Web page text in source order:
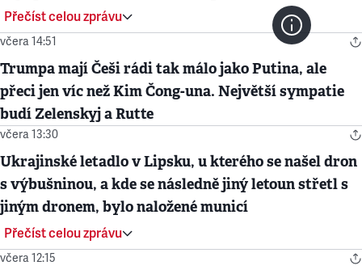
Přečíst celou zprávu
včera 14:51
Trumpa mají Češi rádi tak málo jako Putina, ale
přeci jen víc než Kim Čong-una. Největší sympatie
budí Zelenskyj a Rutte
včera 13:30
Ukrajinské letadlo v Lipsku, u kterého se našel dron
s výbušninou, a kde se následně jiný letoun střetl s
jiným dronem, bylo naložené municí
Přečíst celou zprávu
včera 12:15